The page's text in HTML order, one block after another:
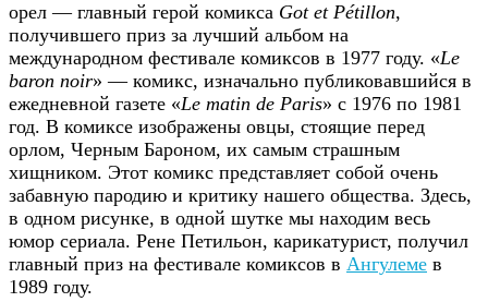
орел — главный герой комикса Got et Pétillon,
получившего приз за лучший альбом на
международном фестивале комиксов в 1977 году. «Le
baron noir» — комикс, изначально публиковавшийся в
ежедневной газете «Le matin de Paris» с 1976 по 1981
год. В комиксе изображены овцы, стоящие перед
орлом, Черным Бароном, их самым страшным
хищником. Этот комикс представляет собой очень
забавную пародию и критику нашего общества. Здесь,
в одном рисунке, в одной шутке мы находим весь
юмор сериала. Рене Петильон, карикатурист, получил
главный приз на фестивале комиксов в Ангулеме в
1989 году.